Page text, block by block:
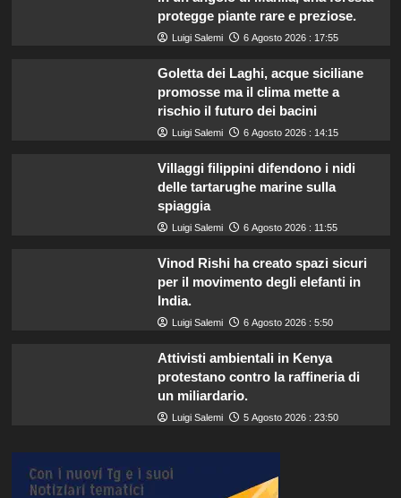
protegge piante rare e preziose.
Luigi Salemi 6 Agosto 2026 : 17:55
Goletta dei Laghi, acque siciliane
promosse ma il clima mette a
rischio il futuro dei bacini
Luigi Salemi 6 Agosto 2026 : 14:15
Villaggi filippini difendono i nidi
delle tartarughe marine sulla
spiaggia
Luigi Salemi 6 Agosto 2026 : 11:55
Vinod Rishi ha creato spazi sicuri
per il movimento degli elefanti in
India.
Luigi Salemi 6 Agosto 2026 : 5:50
Attivisti ambientali in Kenya
protestano contro la raffineria di
un miliardario.
Luigi Salemi 5 Agosto 2026 : 23:50